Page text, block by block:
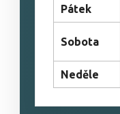
Pátek
Sobota
Neděle